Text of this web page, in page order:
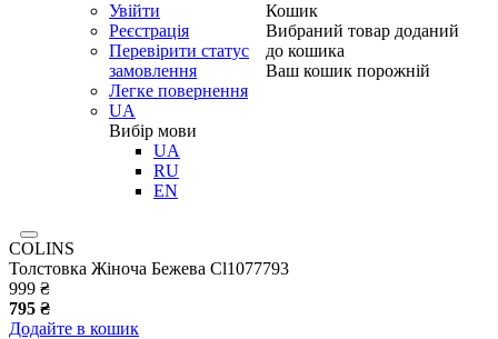
Увійти
Реєстрація
Перевірити статус
замовлення
Легке повернення
UA
Вибір мови
UA
RU
EN
Кошик
Вибраний товар доданий
до кошика
Ваш кошик порожній
COLINS
Толстовка Жіноча Бежева Cl1077793
999 ₴
795 ₴
Додайте в кошик